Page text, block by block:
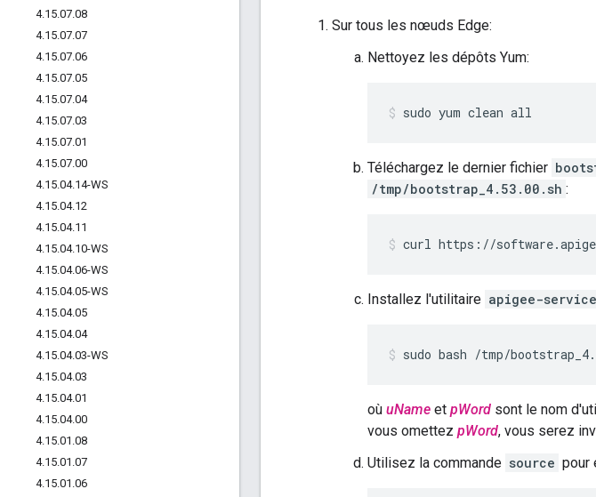
4.15.07.08
4.15.07.07
4.15.07.06
4.15.07.05
4.15.07.04
4.15.07.03
4.15.07.01
4.15.07.00
4.15.04.14-WS
4.15.04.12
4.15.04.11
4.15.04.10-WS
4.15.04.06-WS
4.15.04.05-WS
4.15.04.05
4.15.04.04
4.15.04.03-WS
4.15.04.03
4.15.04.01
4.15.04.00
4.15.01 .08
4.15.01 .07
4.15.01 .06
Sur tous les nœuds Edge:
Nettoyez les dépôts Yum:
sudo yum clean all
Téléchargez le dernier fichier
/tmp/bootstrap_4.53.00.sh :
curl https://
Installez l'utilitaire apigee-service
sudo bash /tmp/
où uName et pWord sont le nom
vous omettez pWord, vous serez
Utilisez la commande source pour